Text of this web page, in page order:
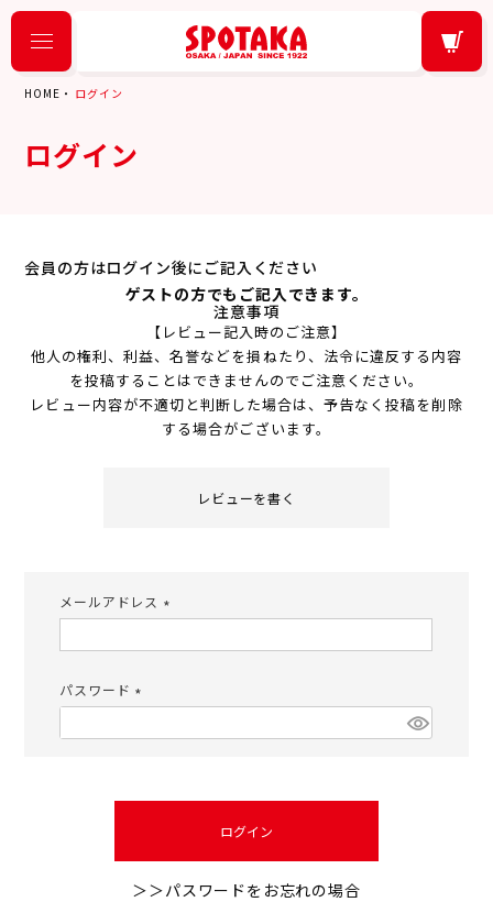
HOME ログイン
ログイン
会員の方はログイン後にご記入ください
ゲストの方でもご記入できます。
注意事項
【レビュー記入時のご注意】
他人の権利、利益、名誉などを損ねたり、法令に違反する内容
を投稿することはできませんのでご注意ください。
レビュー内容が不適切と判断した場合は、予告なく投稿を削除
する場合がございます。
レビューを書く
メールアドレス
須)
パスワード
須)
ログイン
＞＞パスワードをお忘れの場合